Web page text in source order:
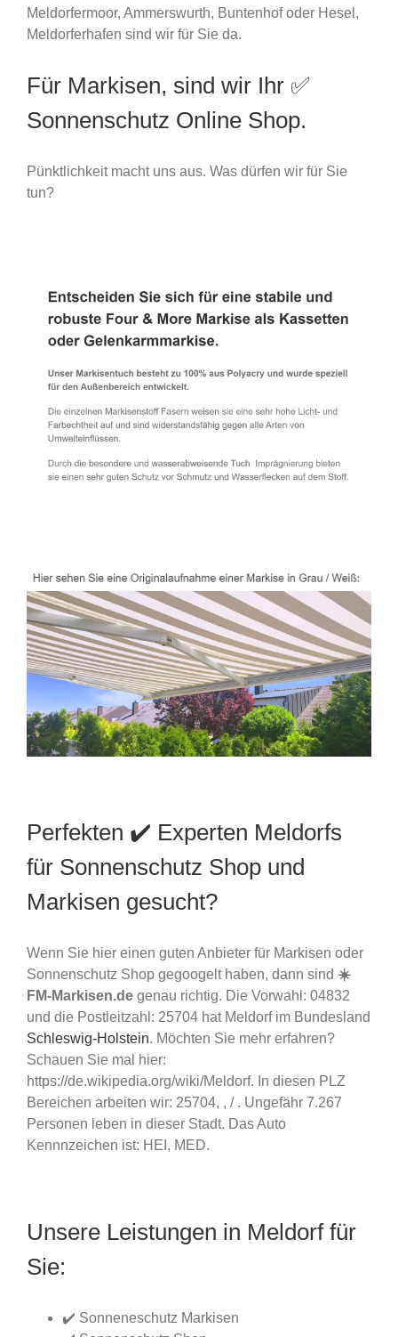
Meldorfermoor, Ammerswurth, Buntenhof oder Hesel,
Meldorferhafen sind wir für Sie da.
Für Markisen, sind wir Ihr ✅
Sonnenschutz Online Shop.
Pünktlichkeit macht uns aus. Was dürfen wir für Sie
tun?
Perfekten ✔️ Experten Meldorfs
für Sonnenschutz Shop und
Markisen gesucht?
Wenn Sie hier einen guten Anbieter für Markisen oder
Sonnenschutz Shop gegoogelt haben, dann sind ☀️
FM-Markisen.de genau richtig. Die Vorwahl: 04832
und die Postleitzahl: 25704 hat Meldorf im Bundesland
Schleswig-Holstein. Möchten Sie mehr erfahren?
Schauen Sie mal hier:
https://de.wikipedia.org/wiki/Meldorf. In diesen PLZ
Bereichen arbeiten wir: 25704, , / . Ungefähr 7.267
Personen leben in dieser Stadt. Das Auto
Kennnzeichen ist: HEI, MED.
Unsere Leistungen in Meldorf für
Sie:
✔️ Sonneneschutz Markisen